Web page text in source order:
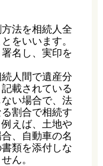
法を相続人全
をいいます。
名し、実印を
人間で遺産分
載されている
い場合で、法
割合で相続す
えば、土地や
、自動車の名
類を添付しな
ん。